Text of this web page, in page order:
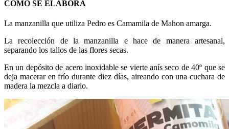
CÓMO SE ELABORA
La manzanilla que utiliza Pedro es Camamila de Mahon amarga.
La recolección de la manzanilla e hace de manera artesanal,
separando los tallos de las flores secas.
En un depósito de acero inoxidable se vierte anís seco de 40º que se
deja macerar en frío durante diez días, aireando con una cuchara de
madera la mezcla a diario.